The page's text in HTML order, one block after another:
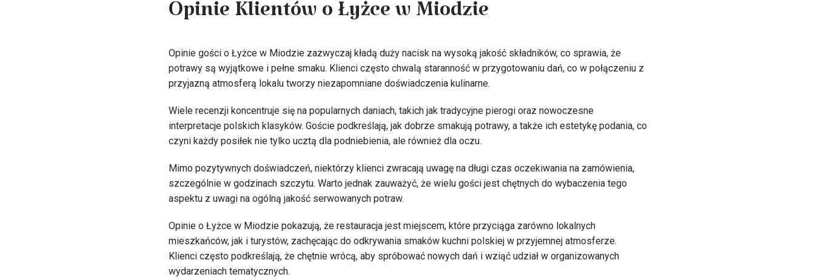
Opinie Klientów o Łyżce w Miodzie
Opinie gości o Łyżce w Miodzie zazwyczaj kładą duży nacisk na wysoką jakość składników, co sprawia, że
potrawy są wyjątkowe i pełne smaku. Klienci często chwalą staranność w przygotowaniu dań, co w połączeniu z
przyjazną atmosferą lokalu tworzy niezapomniane doświadczenia kulinarne.
Wiele recenzji koncentruje się na popularnych daniach, takich jak tradycyjne pierogi oraz nowoczesne
interpretacje polskich klasyków. Goście podkreślają, jak dobrze smakują potrawy, a także ich estetykę podania, co
czyni każdy posiłek nie tylko ucztą dla podniebienia, ale również dla oczu.
Mimo pozytywnych doświadczeń, niektórzy klienci zwracają uwagę na długi czas oczekiwania na zamówienia,
szczególnie w godzinach szczytu. Warto jednak zauważyć, że wielu gości jest chętnych do wybaczenia tego
aspektu z uwagi na ogólną jakość serwowanych potraw.
Opinie o Łyżce w Miodzie pokazują, że restauracja jest miejscem, które przyciąga zarówno lokalnych
mieszkańców, jak i turystów, zachęcając do odkrywania smaków kuchni polskiej w przyjemnej atmosferze.
Klienci często podkreślają, że chętnie wrócą, aby spróbować nowych dań i wziąć udział w organizowanych
wydarzeniach tematycznych.